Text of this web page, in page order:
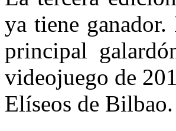
ya tiene
principal
videojuego de
Elíseos de Bilbao.